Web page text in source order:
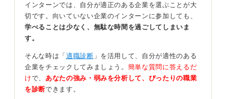
病、趣味のサークル、地域ボランティア、大学のTA（テ
ィーチング・アシスタント）補佐などもガクチカに活用
できるでしょう。
果は作れます。2〜4週間の短期的な目標を立てて挑戦
し、その過程と結果を数字で示すという方法も良いです
ね。たとえば、毎日英語のスピーキングを録音してWPM
を測定し改善をおこなうなどです。
インターンでは、自分が適正のある企業を選ぶことが大
切です。向いていない企業のインターンに参加しても、
学べることは少なく、無駄な時間を過ごしてしまいま
す。
そんな時は「 適職診断 」を活用して、自分が適性のある
企業をチェックしてみましょう。 簡単な質問に答えるだ
けで、 あなたの強み・弱みを分析して、ぴったりの職業
を診断できます。